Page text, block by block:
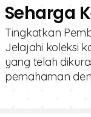
Seharga
Tingkatkan
Jelajahi koleksi
yang telah
pemahaman